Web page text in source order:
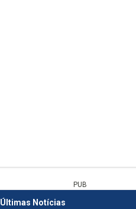
PUB
Últimas Notícias